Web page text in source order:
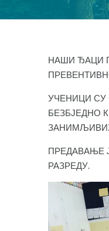
НАШИ ЂАЦИ
УЧЕНИЦИ СУ
БЕЗБЈЕДНО
ПРЕДАВАЊЕ
РАЗРЕДУ.